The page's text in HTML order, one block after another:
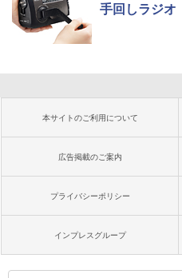
手回しラジオ
本サイトのご利用について
広告掲載のご案内
プライバシーポリシー
インプレスグループ